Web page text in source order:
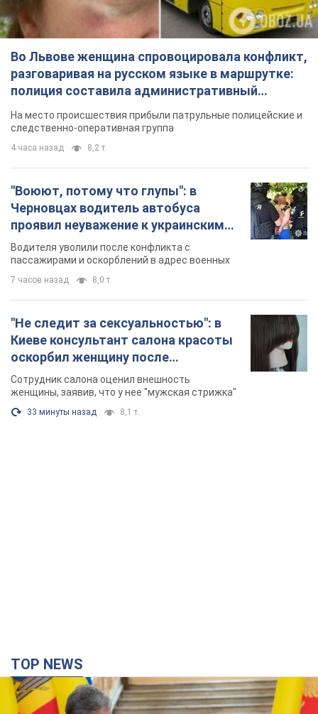
8,2 т.
"Воюют, потому что глупы": в
Черновцах водитель автобуса
проявил неуважение к украинским
военным и поплатился за это.
Видео
пассажирами и оскорблений в адрес военных
"Не следит за сексуальностью": в
Киеве консультант салона красоты
оскорбил женщину после
химиотерапии, разгорелся скандал.
Фото
женщины, заявив, что у нее "мужская стрижка"
Зеленский впервые прибыл в Сербию: